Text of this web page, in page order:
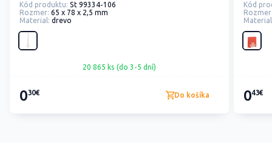
Kód produktu: St 99334-106
Rozmer: 65 x 78 x 2,5 mm
Material: drevo
20 865 ks (do 3-5 dní)
030€ Do košíka
Kód
043€